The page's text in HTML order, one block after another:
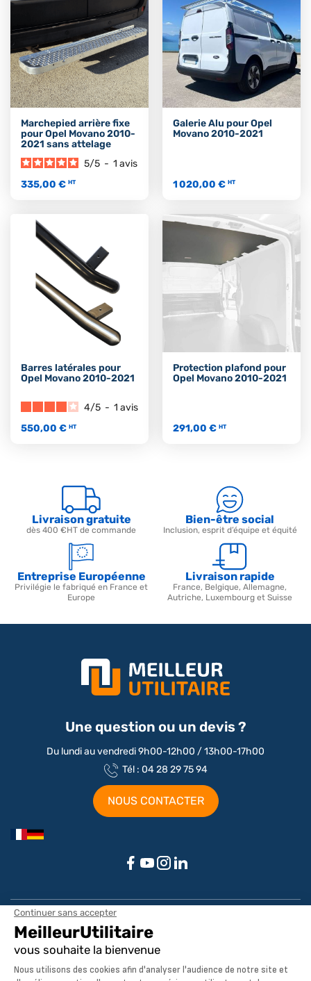
Marchepied arrière fixe
pour Opel Movano 2010-
2021 sans attelage
5/5 - 1 avis
335,00 € HT
Galerie Alu pour Opel
Movano 2010-2021
1 020,00 € HT
Barres latérales pour
Opel Movano 2010-2021
4/5 - 1 avis
550,00 € HT
Protection plafond pour
Opel Movano 2010-2021
291,00 € HT
Livraison gratuite
dès 400 €HT de commande
Bien-être social
Inclusion, esprit d’équipe et équité
Entreprise Européenne
Privilégie le fabriqué en France et
Europe
Livraison rapide
France, Belgique, Allemagne,
Autriche, Luxembourg et Suisse
Une question ou un devis ?
Du lundi au vendredi 9h00-12h00 / 13h00-17h00
Tél : 04 28 29 75 94
NOUS CONTACTER
Aménagements par marque / modèle
Aménagement Peugeot Partner
Aménagement Peugeot Expert
Aménagement Peugeot Boxer
Notre société